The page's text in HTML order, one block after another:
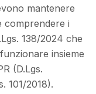
mantenere
comprendere i
138/2024 che
insieme
(D.Lgs.
101/2018).